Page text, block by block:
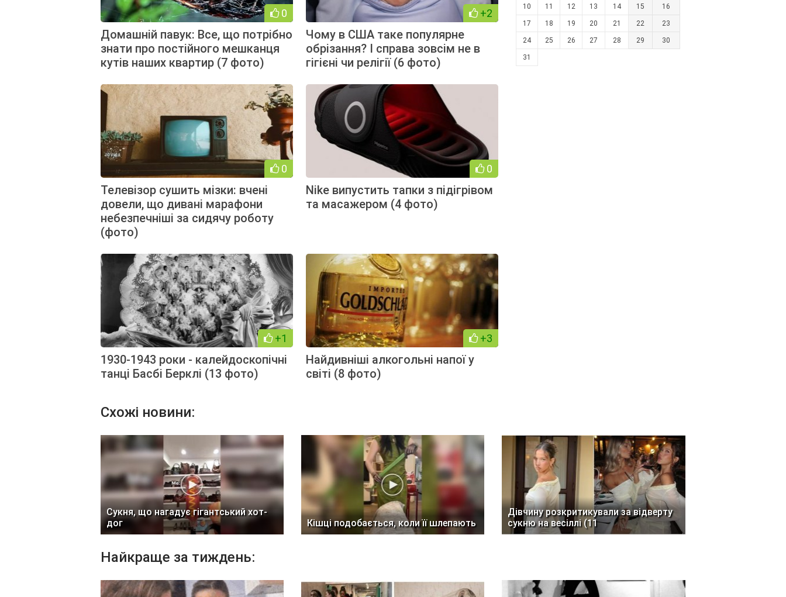
0
Домашній павук: Все, що потрібно
знати про постійного мешканця
кутів наших квартир (7 фото)
+2
Чому в США таке популярне
обрізання? І справа зовсім не в
гігієні чи релігії (6 фото)
0
Телевізор сушить мізки: вчені
довели, що дивані марафони
небезпечніші за сидячу роботу
(фото)
0
Nike випустить тапки з підігрівом
та масажером (4 фото)
+1
1930-1943 роки - калейдоскопічні
танці Басбі Берклі (13 фото)
+3
Найдивніші алкогольні напої у
світі (8 фото)
10 11 12 13 14 15 16
17 18 19 20 21 22 23
24 25 26 27 28 29 30
31
Схожі новини:
Сукня, що нагадує гігантський хот-
дог
Кішці подобається, коли її шлепають
Дівчину розкритикували за відверту
сукню на весіллі (11
Найкраще за тиждень: